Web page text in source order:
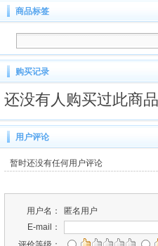
商品标签
购买记录
还没有人购买过此商品
用户评论
暂时还没有任何用户评论
用户名：
匿名用户
E-mail：